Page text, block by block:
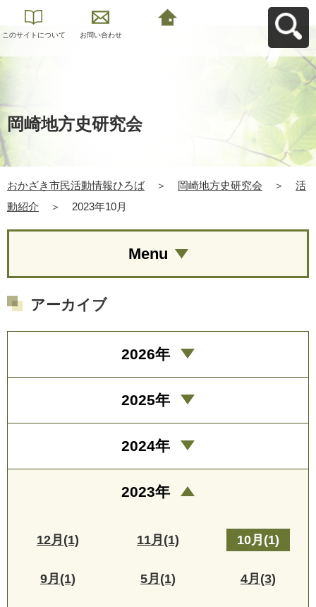
このサイトについて お問い合わせ
岡崎地方史研究会
おかざき市民活動情報ひろば ＞ 岡崎地方史研究会 ＞
活
動紹介
＞ 2023年10月
Menu
アーカイブ
2026年
2025年
2024年
2023年
12月(1) 11月(1) 10月(1)
9月(1) 5月(1) 4月(3)